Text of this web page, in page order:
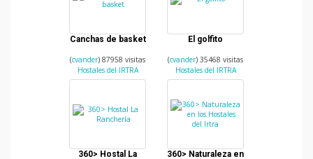
Canchas de basket
(cvander) 87958 visitas
Hostales del IRTRA
El golfito
(cvander) 35468 visitas
Hostales del IRTRA
360> Hostal La
360> Naturaleza en